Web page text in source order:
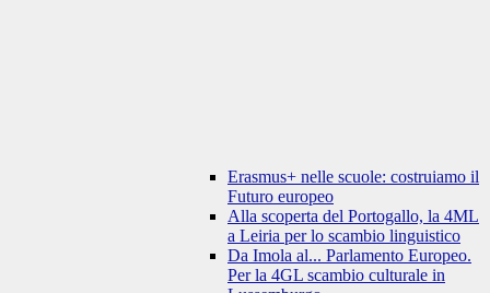
Erasmus+ nelle scuole: costruiamo il
Futuro europeo
Alla scoperta del Portogallo, la 4ML
a Leiria per lo scambio linguistico
Da Imola al... Parlamento Europeo.
Per la 4GL scambio culturale in